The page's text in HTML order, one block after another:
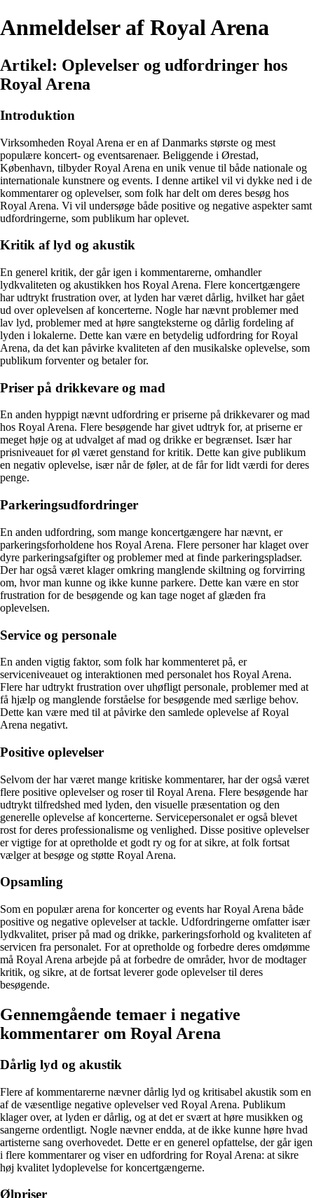
Anmeldelser af Royal Arena
Artikel: Oplevelser og udfordringer hos
Royal Arena
Introduktion
Virksomheden Royal Arena er en af Danmarks største og mest
populære koncert- og eventsarenaer. Beliggende i Ørestad,
København, tilbyder Royal Arena en unik venue til både nationale og
internationale kunstnere og events. I denne artikel vil vi dykke ned i de
kommentarer og oplevelser, som folk har delt om deres besøg hos
Royal Arena. Vi vil undersøge både positive og negative aspekter samt
udfordringerne, som publikum har oplevet.
Kritik af lyd og akustik
En generel kritik, der går igen i kommentarerne, omhandler
lydkvaliteten og akustikken hos Royal Arena. Flere koncertgængere
har udtrykt frustration over, at lyden har været dårlig, hvilket har gået
ud over oplevelsen af koncerterne. Nogle har nævnt problemer med
lav lyd, problemer med at høre sangteksterne og dårlig fordeling af
lyden i lokalerne. Dette kan være en betydelig udfordring for Royal
Arena, da det kan påvirke kvaliteten af ​​den musikalske oplevelse, som
publikum forventer og betaler for.
Priser på drikkevare og mad
En anden hyppigt nævnt udfordring er priserne på drikkevarer og mad
hos Royal Arena. Flere besøgende har givet udtryk for, at priserne er
meget høje og at udvalget af mad og drikke er begrænset. Især har
prisniveauet for øl været genstand for kritik. Dette kan give publikum
en negativ oplevelse, især når de føler, at de får for lidt værdi for deres
penge.
Parkeringsudfordringer
En anden udfordring, som mange koncertgængere har nævnt, er
parkeringsforholdene hos Royal Arena. Flere personer har klaget over
dyre parkeringsafgifter og problemer med at finde parkeringspladser.
Der har også været klager omkring manglende skiltning og forvirring
om, hvor man kunne og ikke kunne parkere. Dette kan være en stor
frustration for de besøgende og kan tage noget af glæden fra
oplevelsen.
Service og personale
En anden vigtig faktor, som folk har kommenteret på, er
serviceniveauet og interaktionen med personalet hos Royal Arena.
Flere har udtrykt frustration over uhøfligt personale, problemer med at
få hjælp og manglende forståelse for besøgende med særlige behov.
Dette kan være med til at påvirke den samlede oplevelse af Royal
Arena negativt.
Positive oplevelser
Selvom der har været mange kritiske kommentarer, har der også været
flere positive oplevelser og roser til Royal Arena. Flere besøgende har
udtrykt tilfredshed med lyden, den visuelle præsentation og den
generelle oplevelse af koncerterne. Servicepersonalet er også blevet
rost for deres professionalisme og venlighed. Disse positive oplevelser
er vigtige for at opretholde et godt ry og for at sikre, at folk fortsat
vælger at besøge og støtte Royal Arena.
Opsamling
Som en populær arena for koncerter og events har Royal Arena både
positive og negative oplevelser at tackle. Udfordringerne omfatter især
lydkvalitet, priser på mad og drikke, parkeringsforhold og kvaliteten af
servicen fra personalet. For at opretholde og forbedre deres omdømme
må Royal Arena arbejde på at forbedre de områder, hvor de modtager
kritik, og sikre, at de fortsat leverer gode oplevelser til deres
besøgende.
Gennemgående temaer i negative
kommentarer om Royal Arena
Dårlig lyd og akustik
Flere af kommentarerne nævner dårlig lyd og kritisabel akustik som en
af de væsentlige negative oplevelser ved Royal Arena. Publikum
klager over, at lyden er dårlig, og at det er svært at høre musikken og
sangerne ordentligt. Nogle nævner endda, at de ikke kunne høre hvad
artisterne sang overhovedet. Dette er en generel opfattelse, der går igen
i flere kommentarer og viser en udfordring for Royal Arena: at sikre
høj kvalitet lydoplevelse for koncertgængerne.
Ølpriser